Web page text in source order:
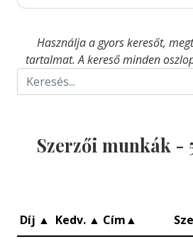
Használja a gyors keresőt,
tartalmat. A kereső minden
Szerzői munkák -
Díj ▲ Kedv. ▲ Cím▲